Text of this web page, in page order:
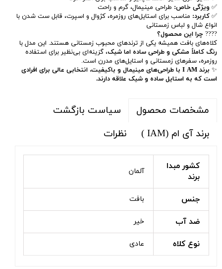
✅ویژگی خاص: طراحی مینیمال، گرم و راحت
✅کاربرد: مناسب برای استایل‌های روزمره، کژوال و اسپرت، قابل ست شدن با
انواع شال و لباس زمستانی
???? چرا این محصول؟
کلاه‌های بافت همیشه یکی از ترندهای محبوب زمستانی هستند. این مدل با
رنگ کاملاً مشکی و طراحی ساده اما شیک، گزینه‌ای بی‌نظیر برای استفاده
روزمره، سفرهای زمستانی و استایل‌های مدرن است.
✨
برند I AM با طراحی‌های مینیمال و باکیفیت، انتخابی عالی برای افرادی
است که به استایل ساده و شیک علاقه دارند.
مشخصات محصول
سیاست بازگشت
برند آی ام (IAM )
نظرات
کشور مبدا
برند
آلمان
جنس بافت
ضد آب خیر
نوع کلاه عادی